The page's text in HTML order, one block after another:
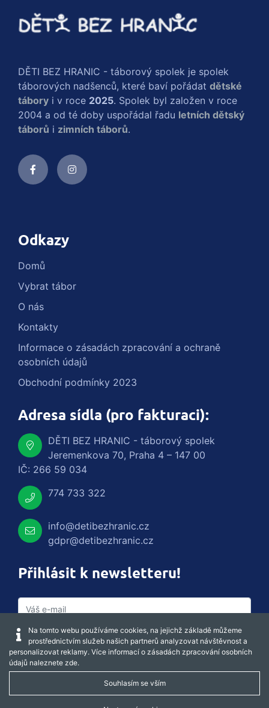
DĚTI BEZ HRANIC - táborový spolek je spolek
táborových nadšenců, které baví pořádat dětské
tábory i v roce 2025. Spolek byl založen v roce
2004 a od té doby uspořádal řadu letních dětský
táborů i zimních táborů.
Odkazy
Domů
Vybrat tábor
O nás
Kontakty
Informace o zásadách zpracování a ochraně
osobních údajů
Obchodní podmínky 2023
Adresa sídla (pro fakturaci):
DĚTI BEZ HRANIC - táborový spolek
Jeremenkova 70, Praha 4 – 147 00
IČ: 266 59 034
774 733 322
info@detibezhranic.cz
gdpr@detibezhranic.cz
Přihlásit k newsletteru!
Captcha obnovit
Na tomto webu používáme cookies, na jejichž základě můžeme
prostřednictvím služeb našich partnerů analyzovat návštěvnost a
personalizovat reklamy. Více informací o zásadách zpracování osobních
údajů naleznete zde.
Souhlasím se vším